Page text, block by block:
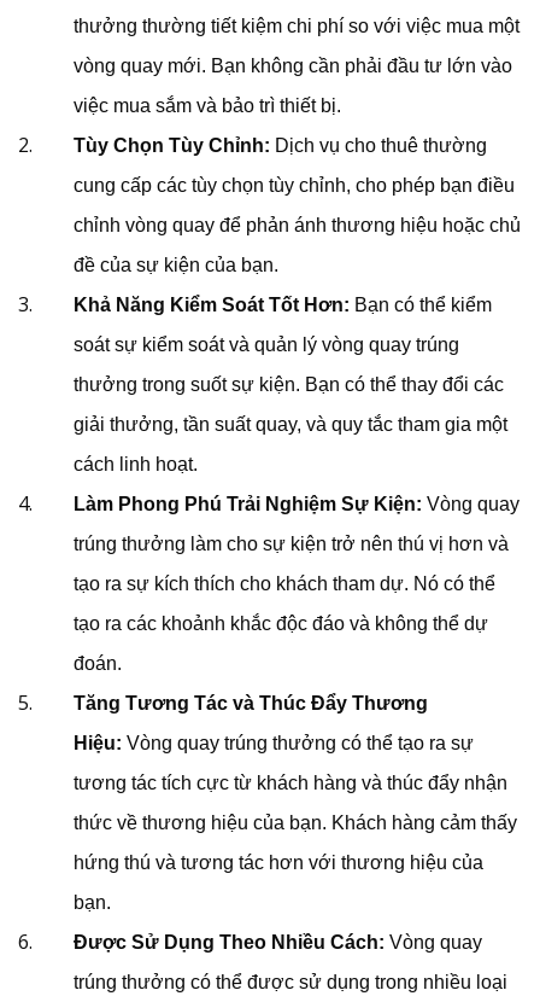
thưởng thường tiết kiệm chi phí so với việc mua một
vòng quay mới. Bạn không cần phải đầu tư lớn vào
việc mua sắm và bảo trì thiết bị.
Tùy Chọn Tùy Chỉnh: Dịch vụ cho thuê thường
cung cấp các tùy chọn tùy chỉnh, cho phép bạn điều
chỉnh vòng quay để phản ánh thương hiệu hoặc chủ
đề của sự kiện của bạn.
Khả Năng Kiểm Soát Tốt Hơn: Bạn có thể kiểm
soát sự kiểm soát và quản lý vòng quay trúng
thưởng trong suốt sự kiện. Bạn có thể thay đổi các
giải thưởng, tần suất quay, và quy tắc tham gia một
cách linh hoạt.
Làm Phong Phú Trải Nghiệm Sự Kiện: Vòng quay
trúng thưởng làm cho sự kiện trở nên thú vị hơn và
tạo ra sự kích thích cho khách tham dự. Nó có thể
tạo ra các khoảnh khắc độc đáo và không thể dự
đoán.
Tăng Tương Tác và Thúc Đẩy Thương
Hiệu: Vòng quay trúng thưởng có thể tạo ra sự
tương tác tích cực từ khách hàng và thúc đẩy nhận
thức về thương hiệu của bạn. Khách hàng cảm thấy
hứng thú và tương tác hơn với thương hiệu của
bạn.
Được Sử Dụng Theo Nhiều Cách: Vòng quay
trúng thưởng có thể được sử dụng trong nhiều loại